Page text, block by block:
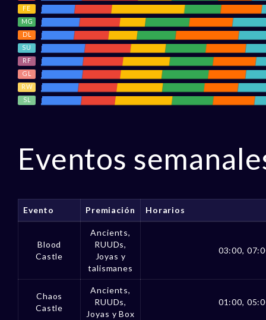
FE
MG
DL
SU
RF
GL
RW
SL
Eventos
Evento Premiación Horarios
Blood
Castle
Ancients,
RUUDs,
Joyas y
talismanes
03:00,
Chaos
Castle
Ancients,
RUUDs,
Joyas y Box
01:00,